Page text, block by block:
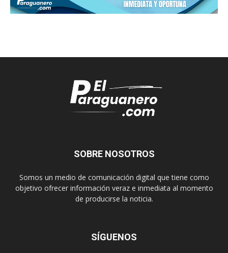
SOBRE NOSOTROS
Somos un medio de comunicación digital que tiene como
objetivo ofrecer información veraz e inmediata al momento
de producirse la noticia.
SÍGUENOS